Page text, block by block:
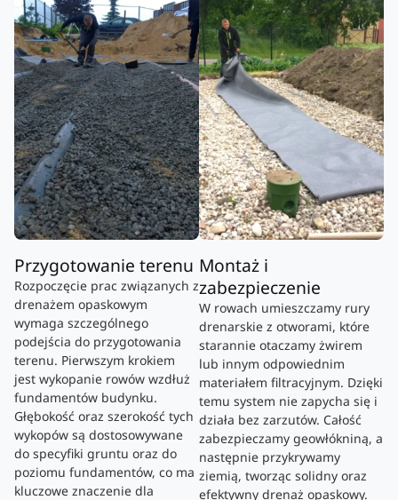
Przygotowanie terenu
Rozpoczęcie prac związanych z
drenażem opaskowym
wymaga szczególnego
podejścia do przygotowania
terenu. Pierwszym krokiem
jest wykopanie rowów wzdłuż
fundamentów budynku.
Głębokość oraz szerokość tych
wykopów są dostosowywane
do specyfiki gruntu oraz do
poziomu fundamentów, co ma
kluczowe znaczenie dla
Montaż i
zabezpieczenie
W rowach umieszczamy rury
drenarskie z otworami, które
starannie otaczamy żwirem
lub innym odpowiednim
materiałem filtracyjnym. Dzięki
temu system nie zapycha się i
działa bez zarzutów. Całość
zabezpieczamy geowłókniną, a
następnie przykrywamy
ziemią, tworząc solidny oraz
efektywny drenaż opaskowy.